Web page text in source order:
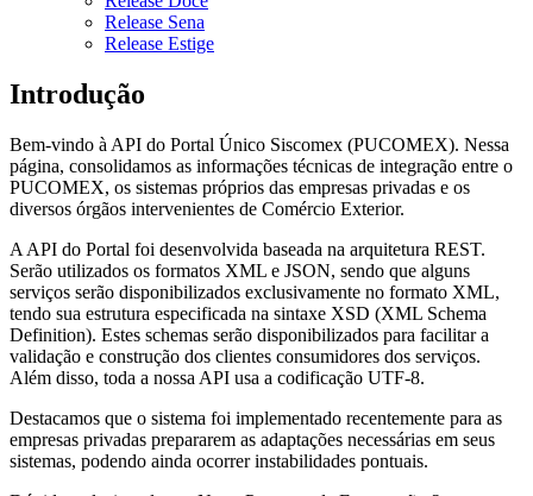
Release Sena
Release Estige
Introdução
Bem-vindo à API do Portal Único Siscomex (PUCOMEX). Nessa
página, consolidamos as informações técnicas de integração entre o
PUCOMEX, os sistemas próprios das empresas privadas e os
diversos órgãos intervenientes de Comércio Exterior.
A API do Portal foi desenvolvida baseada na arquitetura REST.
Serão utilizados os formatos XML e JSON, sendo que alguns
serviços serão disponibilizados exclusivamente no formato XML,
tendo sua estrutura especificada na sintaxe XSD (XML Schema
Definition). Estes schemas serão disponibilizados para facilitar a
validação e construção dos clientes consumidores dos serviços.
Além disso, toda a nossa API usa a codificação UTF-8.
Destacamos que o sistema foi implementado recentemente para as
empresas privadas prepararem as adaptações necessárias em seus
sistemas, podendo ainda ocorrer instabilidades pontuais.